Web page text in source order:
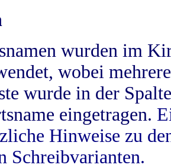
wurden im
wobei
wurde in der
eingetragen.
Hinweise zu
Schreibvarianten.